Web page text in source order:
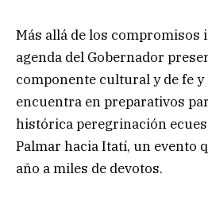
Más allá de los compromisos
agenda del Gobernador
componente cultural y de fe
encuentra en preparativos
histórica peregrinación
Palmar hacia Itatí, un evento
año a miles de devotos.